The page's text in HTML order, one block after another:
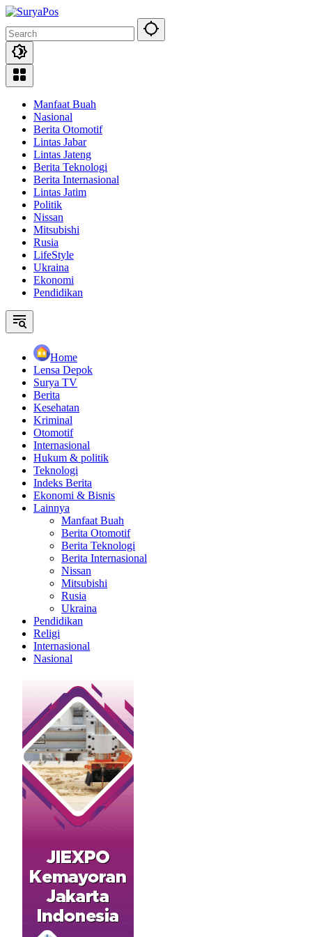
Skip
content
Manfaat Buah
Nasional
Berita Otomotif
Lintas Jabar
Lintas Jateng
Berita Teknologi
Berita Internasional
Lintas Jatim
Politik
Nissan
Mitsubishi
Rusia
LifeStyle
Ukraina
Ekonomi
Pendidikan
Home
Lensa Depok
Surya TV
Berita
Kesehatan
Kriminal
Otomotif
Internasional
Hukum & politik
Teknologi
Indeks Berita
Ekonomi & Bisnis
Lainnya
Manfaat Buah
Berita Otomotif
Berita Teknologi
Berita Internasional
Nissan
Mitsubishi
Rusia
Ukraina
Pendidikan
Religi
Internasional
Nasional